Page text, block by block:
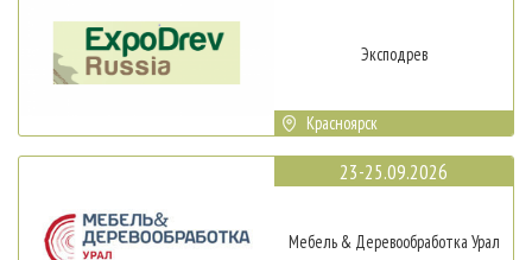
Эксподрев
Красноярск
23-25.09.2026
Мебель & Деревообработка Урал